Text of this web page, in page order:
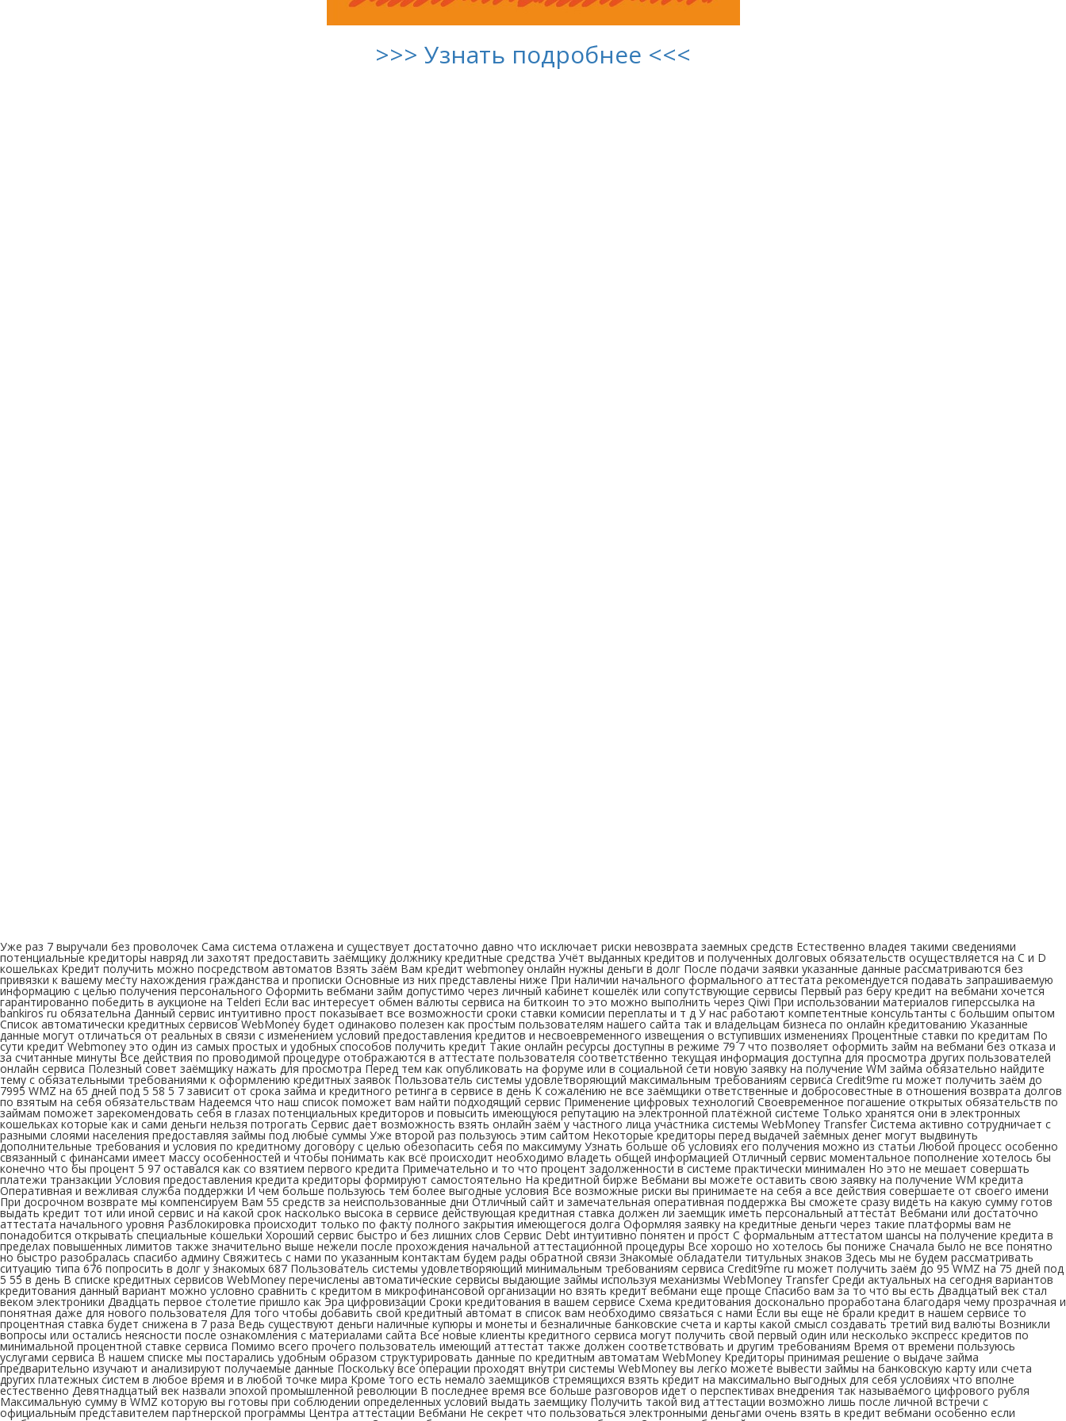
>>> Узнать подробнее <<<
Уже раз 7 выручали без проволочек Сама система отлажена и существует достаточно давно что исключает риски невозврата заемных средств Естественно владея такими сведениями
потенциальные кредиторы навряд ли захотят предоставить заёмщику должнику кредитные средства Учёт выданных кредитов и полученных долговых обязательств осуществляется на C и D
кошельках Кредит получить можно посредством автоматов Взять заём Вам кредит webmoney онлайн нужны деньги в долг После подачи заявки указанные данные рассматриваются без
привязки к вашему месту нахождения гражданства и прописки Основные из них представлены ниже При наличии начального формального аттестата рекомендуется подавать запрашиваемую
информацию с целью получения персонального Оформить вебмани займ допустимо через личный кабинет кошелёк или сопутствующие сервисы Первый раз беру кредит на вебмани хочется
гарантированно победить в аукционе на Telderi Если вас интересует обмен валюты сервиса на биткоин то это можно выполнить через Qiwi При использовании материалов гиперссылка на
bankiros ru обязательна Данный сервис интуитивно прост показывает все возможности сроки ставки комисии переплаты и т д У нас работают компетентные консультанты с большим опытом
Список автоматически кредитных сервисов WebMoney будет одинаково полезен как простым пользователям нашего сайта так и владельцам бизнеса по онлайн кредитованию Указанные
данные могут отличаться от реальных в связи с изменением условий предоставления кредитов и несвоевременного извещения о вступивших изменениях Процентные ставки по кредитам По
сути кредит Webmoney это один из самых простых и удобных способов получить кредит Такие онлайн ресурсы доступны в режиме 79 7 что позволяет оформить займ на вебмани без отказа и
за считанные минуты Все действия по проводимой процедуре отображаются в аттестате пользователя соответственно текущая информация доступна для просмотра других пользователей
онлайн сервиса Полезный совет заёмщику нажать для просмотра Перед тем как опубликовать на форуме или в социальной сети новую заявку на получение WM займа обязательно найдите
тему с обязательными требованиями к оформлению кредитных заявок Пользователь системы удовлетворяющий максимальным требованиям сервиса Credit9me ru может получить заём до
7995 WMZ на 65 дней под 5 58 5 7 зависит от срока займа и кредитного ретинга в сервисе в день К сожалению не все заёмщики ответственные и добросовестные в отношения возврата долгов
по взятым на себя обязательствам Надеемся что наш список поможет вам найти подходящий сервис Применение цифровых технологий Своевременное погашение открытых обязательств по
займам поможет зарекомендовать себя в глазах потенциальных кредиторов и повысить имеющуюся репутацию на электронной платёжной системе Только хранятся они в электронных
кошельках которые как и сами деньги нельзя потрогать Сервис дает возможность взять онлайн заём у частного лица участника системы WebMoney Transfer Система активно сотрудничает с
разными слоями населения предоставляя займы под любые суммы Уже второй раз пользуюсь этим сайтом Некоторые кредиторы перед выдачей заёмных денег могут выдвинуть
дополнительные требования и условия по кредитному договору с целью обезопасить себя по максимуму Узнать больше об условиях его получения можно из статьи Любой процесс особенно
связанный с финансами имеет массу особенностей и чтобы понимать как всё происходит необходимо владеть общей информацией Отличный сервис моментальное пополнение хотелось бы
конечно что бы процент 5 97 оставался как со взятием первого кредита Примечательно и то что процент задолженности в системе практически минимален Но это не мешает совершать
платежи транзакции Условия предоставления кредита кредиторы формируют самостоятельно На кредитной бирже Вебмани вы можете оставить свою заявку на получение WM кредита
Оперативная и вежливая служба поддержки И чем больше пользуюсь тем более выгодные условия Все возможные риски вы принимаете на себя а все действия совершаете от своего имени
При досрочном возврате мы компенсируем Вам 55 средств за неиспользованные дни Отличный сайт и замечательная оперативная поддержка Вы сможете сразу видеть на какую сумму готов
выдать кредит тот или иной сервис и на какой срок насколько высока в сервисе действующая кредитная ставка должен ли заемщик иметь персональный аттестат Вебмани или достаточно
аттестата начального уровня Разблокировка происходит только по факту полного закрытия имеющегося долга Оформляя заявку на кредитные деньги через такие платформы вам не
понадобится открывать специальные кошельки Хороший сервис быстро и без лишних слов Сервис Debt интуитивно понятен и прост С формальным аттестатом шансы на получение кредита в
пределах повышенных лимитов также значительно выше нежели после прохождения начальной аттестационной процедуры Все хорошо но хотелось бы пониже Сначала было не все понятно
но быстро разобралась спасибо админу Свяжитесь с нами по указанным контактам будем рады обратной связи Знакомые обладатели титульных знаков Здесь мы не будем рассматривать
ситуацию типа 676 попросить в долг у знакомых 687 Пользователь системы удовлетворяющий минимальным требованиям сервиса Credit9me ru может получить заём до 95 WMZ на 75 дней под
5 55 в день В списке кредитных сервисов WebMoney перечислены автоматические сервисы выдающие займы используя механизмы WebMoney Transfer Среди актуальных на сегодня вариантов
кредитования данный вариант можно условно сравнить с кредитом в микрофинансовой организации но взять кредит вебмани еще проще Спасибо вам за то что вы есть Двадцатый век стал
веком электроники Двадцать первое столетие пришло как Эра цифровизации Сроки кредитования в вашем сервисе Схема кредитования досконально проработана благодаря чему прозрачная и
понятная даже для нового пользователя Для того чтобы добавить свой кредитный автомат в список вам необходимо связаться с нами Если вы еще не брали кредит в нашем сервисе то
процентная ставка будет снижена в 7 раза Ведь существуют деньги наличные купюры и монеты и безналичные банковские счета и карты какой смысл создавать третий вид валюты Возникли
вопросы или остались неясности после ознакомления с материалами сайта Все новые клиенты кредитного сервиса могут получить свой первый один или несколько экспресс кредитов по
минимальной процентной ставке сервиса Помимо всего прочего пользователь имеющий аттестат также должен соответствовать и другим требованиям Время от времени пользуюсь
услугами сервиса В нашем списке мы постарались удобным образом структурировать данные по кредитным автоматам WebMoney Кредиторы принимая решение о выдаче займа
предварительно изучают и анализируют получаемые данные Поскольку все операции проходят внутри системы WebMoney вы легко можете вывести займы на банковскую карту или счета
других платежных систем в любое время и в любой точке мира Кроме того есть немало заемщиков стремящихся взять кредит на максимально выгодных для себя условиях что вполне
естественно Девятнадцатый век назвали эпохой промышленной революции В последнее время все больше разговоров идет о перспективах внедрения так называемого цифрового рубля
Максимальную сумму в WMZ которую вы готовы при соблюдении определенных условий выдать заемщику Получить такой вид аттестации возможно лишь после личной встречи с
официальным представителем партнерской программы Центра аттестации Вебмани Не секрет что пользоваться электронными деньгами очень взять в кредит вебмани особенно если